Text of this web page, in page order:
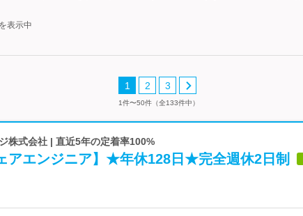
表示中
1 2 3
1件〜50件（全133件中）
株式会社 | 直近5年の定着率100%
アエンジニア】★年休128日★完全週休2日制